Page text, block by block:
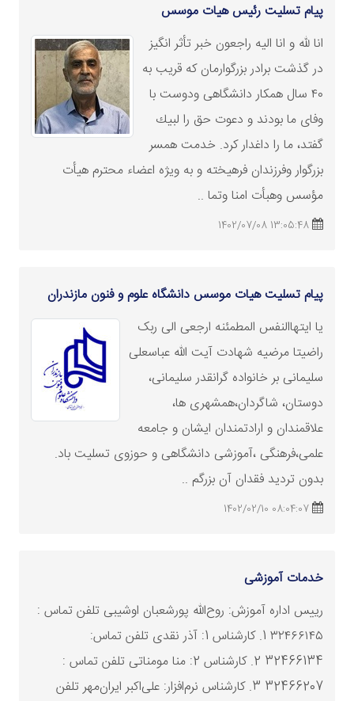
پیام تسلیت رئیس هیات موسس
انا لله و انا اليه راجعون خبر تأثر انگيز
در گذشت برادر بزرگوارمان كه قريب به
٤٠ سال همكار دانشگاهى ودوست با
وفاى ما بودند و دعوت حق را لبيك
گفتد، ما را داغدار كرد. خدمت همسر
بزرگوار وفرزندان فرهيخته و به ويژه اعضاء محترم هيأت
مؤسس وهبأت امنا وتما ..
13:05:48 1402/07/08
پیام تسلیت هیات موسس دانشگاه علوم و فنون مازندران
یا ایتهاالنفس المطمئنه ارجعی الی ربک
راضیتا مرضیه شهادت آیت الله عباسعلی
سلیمانی بر خانواده گرانقدر سلیمانی،
دوستان، شاگردان،همشهری ها،
علاقمندان و ارادتمندان ایشان و جامعه
علمی،فرهنگی ،آموزشی دانشگاهی و حوزوی تسلیت باد.
بدون تردید فقدان آن بزرگم ..
08:04:07 1402/02/10
خدمات آموزشی
رییس اداره آموزش: روح‌الله پورشعبان اوشیبی تلفن تماس :
۳۲۴۶۶۱۴۵ 1. کارشناس 1: آذر
نقدی تلفن تماس:
32466134 2. کارشناس 2: منا مومناتی تلفن تماس :
32466207 3. کارشناس نرم‌افزار: علی‌اکبر ایران‌مهر تلفن